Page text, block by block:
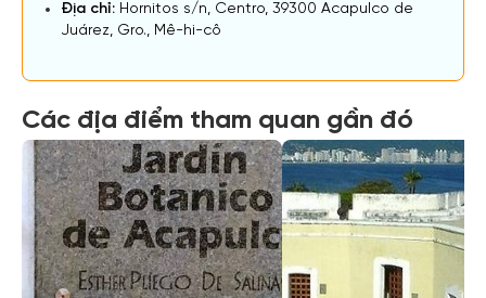
Địa chỉ: Hornitos s/n, Centro, 39300 Acapulco de
Juárez, Gro., Mê-hi-cô
Các địa điểm tham quan gần đó